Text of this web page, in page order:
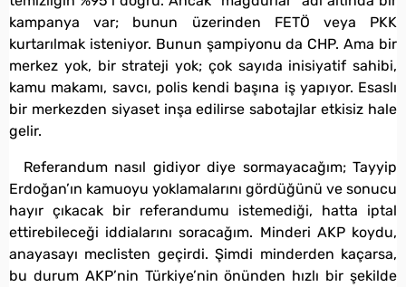
kampanya var; bunun üzerinden FETÖ veya PKK
kurtarılmak isteniyor. Bunun şampiyonu da CHP. Ama bir
merkez yok, bir strateji yok; çok sayıda inisiyatif sahibi,
kamu makamı, savcı, polis kendi başına iş yapıyor. Esaslı
bir merkezden siyaset inşa edilirse sabotajlar etkisiz hale
gelir.
Referandum nasıl gidiyor diye sormayacağım; Tayyip
Erdoğan’ın kamuoyu yoklamalarını gördüğünü ve sonucu
hayır çıkacak bir referandumu istemediği, hatta iptal
ettirebileceği iddialarını soracağım. Minderi AKP koydu,
anayasayı meclisten geçirdi. Şimdi minderden kaçarsa,
bu durum AKP’nin Türkiye’nin önünden hızlı bir şekilde